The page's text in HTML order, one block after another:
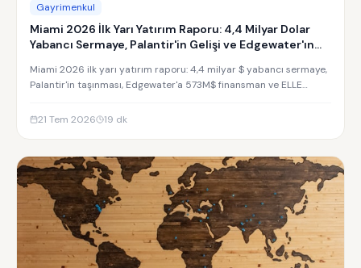
Gayrimenkul
Miami 2026 İlk Yarı Yatırım Raporu: 4,4 Milyar Dolar
Yabancı Sermaye, Palantir'in Gelişi ve Edgewater'ın
Miami 2026 ilk yarı yatırım raporu: 4,4 milyar $ yabancı sermaye,
Palantir'in taşınması, Edgewater'a 573M$ finansman ve ELLE
21 Tem 2026
19 dk